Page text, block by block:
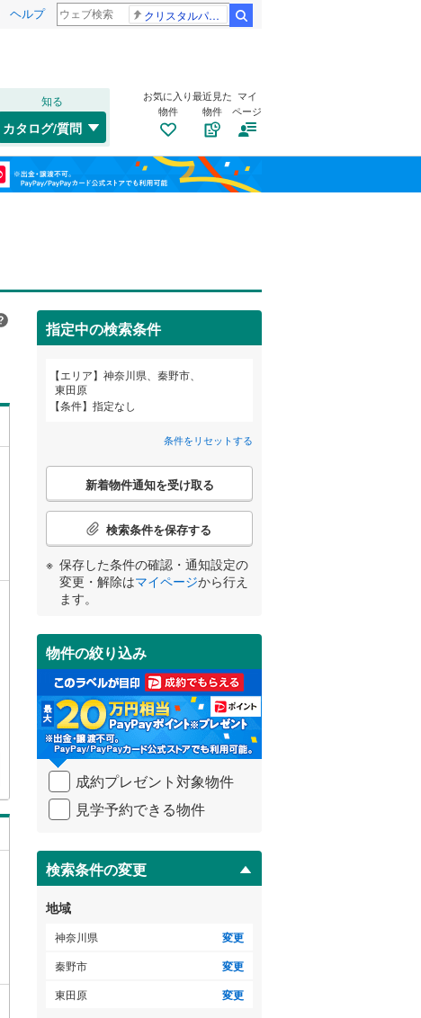
ヘルプ クリスタルパレス 冨安健洋
知る
カタログ/質問
お気に入り
物件
最近見た
物件
マイ
ページ
指定中の検索条件
エリア
神奈川県、秦野市、
東田原
条件
指定なし
条件をリセットする
こ
検
条
件
受
け
取
る
・
条
件
を
イ
ペ
ジ
に
保
存
す
る
新着物件通知を受け取る
検索条件を保存する
保存した条件の確認・通知設定の
変更・解除はマイページから行え
ます。
物件の絞り込み
成約プレゼント対象物件
見学予約できる物件
検索条件の変更
地域
神奈川県 変更
秦野市 変更
東田原 変更
福島
鹿児島 沖縄
中原区(31)
宮前区(50)
保土ケ谷区(43)
港北区(51)
旭区(95)
栄区(24)
南区(90)
鎌倉市(53)
茅ヶ崎市(97)
秦野市 (
伊勢原市(42)
南足柄市(15)
高座郡寒川町(18)
足柄上郡中井町(1)
足柄上郡山北町(3)
足柄下郡真鶴町(6)
愛甲郡清川村(2)
河原町(1)
渋沢(5)
平沢(2)
松原町(1)
東海道本線(
横浜線
東急大井町線( 0
京急大師線(0)
相模鉄道本線(0)
横浜シーサイドライン(0)
湘南モノレール江の島線 (0)
伊豆箱根鉄道大雄山線
太陽光発電システム（0）
）
3階建て以上（0）
小学校まで1km以内（0）
南道路（0）